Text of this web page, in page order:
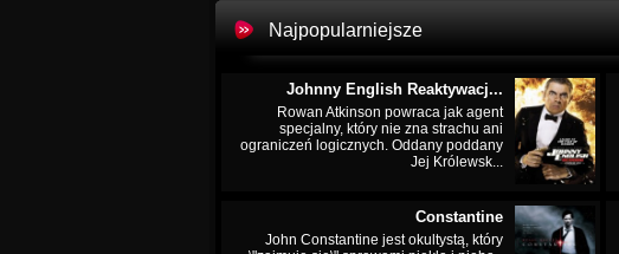
Najpopularniejsze
Johnny English Reaktywacj...
Rowan Atkinson powraca jak agent
specjalny, który nie zna strachu ani
ograniczeń logicznych. Oddany poddany
Jej Królewsk...
Constantine
John Constantine jest okultystą, który